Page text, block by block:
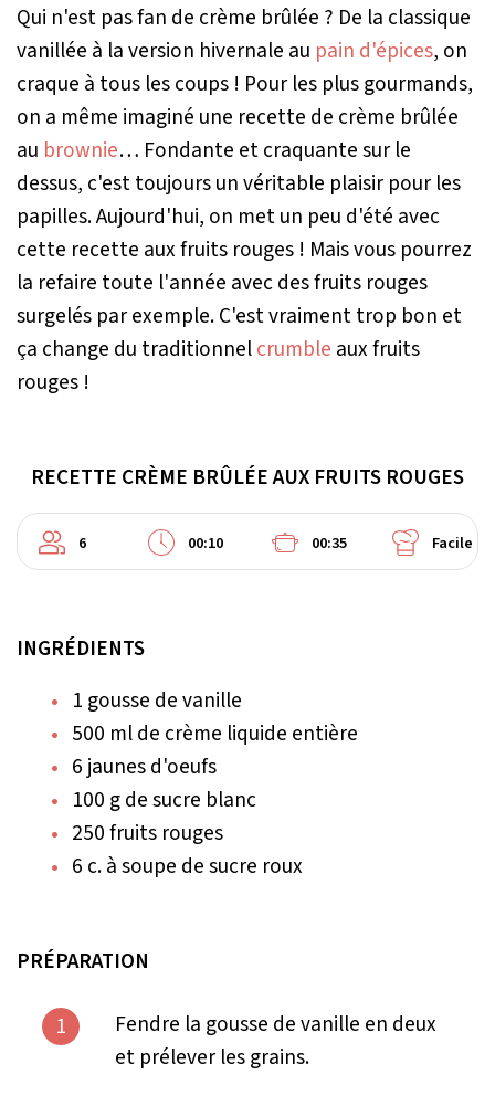
Qui n'est pas fan de crème brûlée ? De la classique
vanillée à la version hivernale au pain d'épices, on
craque à tous les coups ! Pour les plus gourmands,
on a même imaginé une recette de crème brûlée
au brownie… Fondante et craquante sur le
dessus, c'est toujours un véritable plaisir pour les
papilles. Aujourd'hui, on met un peu d'été avec
cette recette aux fruits rouges ! Mais vous pourrez
la refaire toute l'année avec des fruits rouges
surgelés par exemple. C'est vraiment trop bon et
ça change du traditionnelcrumble aux fruits
rouges !
RECETTE CRÈME BRÛLÉE AUX FRUITS ROUGES
6 00:10 00:35 Facile
INGRÉDIENTS
1 gousse de vanille
500 ml de crème liquide entière
6 jaunes d'oeufs
100 g de sucre blanc
250 fruits rouges
6 c. à soupe de sucre roux
PRÉPARATION
1
Fendre la gousse de vanille en deux
et prélever les grains.